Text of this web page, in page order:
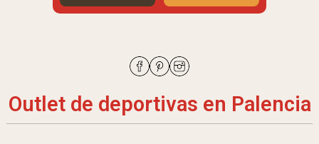
Outlet de deportivas en Palencia